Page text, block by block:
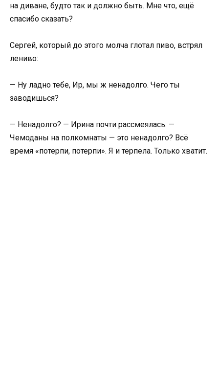
на диване, будто так и должно быть. Мне что, ещё
спасибо сказать?
Сергей, который до этого молча глотал пиво, встрял
лениво:
— Ну ладно тебе, Ир, мы ж ненадолго. Чего ты
заводишься?
— Ненадолго? — Ирина почти рассмеялась. —
Чемоданы на полкомнаты — это ненадолго? Всё
время «потерпи, потерпи». Я и терпела. Только хватит.